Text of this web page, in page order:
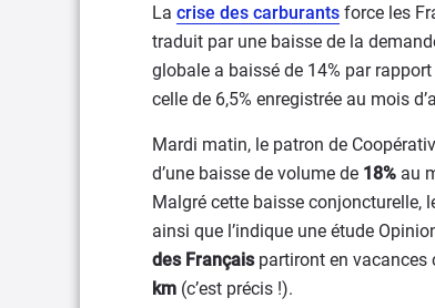
La crise des carburants force les
traduit par une baisse de la
globale a baissé de 14% par
celle de 6,5% enregistrée au mois
Mardi matin, le patron de
d’une baisse de volume de 18% au
Malgré cette baisse conjoncturelle,
ainsi que l’indique une étude
des Françaispartiront en vacances
km (c’est précis !).